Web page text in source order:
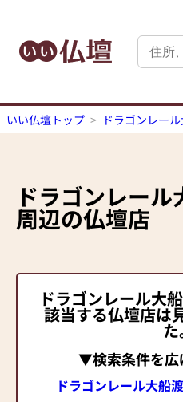
いい仏壇トップ ドラゴンレー
ドラゴンレール
周辺の仏壇店
ドラゴンレール大
該当する仏壇店は
た
▼検索条件を広
ドラゴンレール大船